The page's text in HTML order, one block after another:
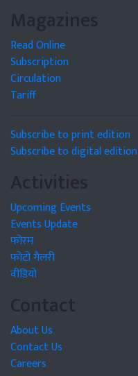
Magazines
Read Online
Subscription
Circulation
Tariff
Subscribe to print edition
Subscribe to digital edition
Activities
Upcoming Events
Events Update
फोरम
फोटो गैलरी
वीडियो
Contact
About Us
Contact Us
Careers